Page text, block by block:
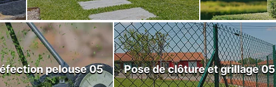
pelouse 05 Pose de clôture et grillage 05